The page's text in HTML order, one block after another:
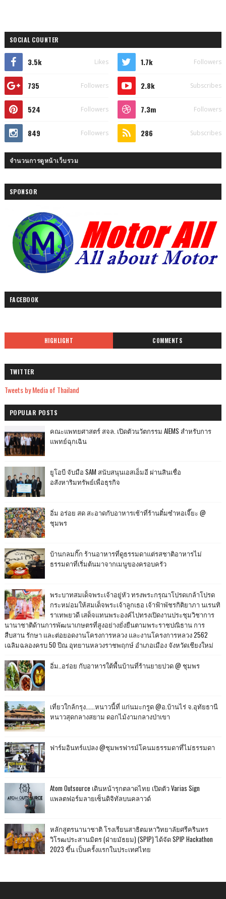
SOCIAL COUNTER
3.5k Likes 1.7k Followers
735 Followers 2.8k Subscribes
524 Followers 7.3m Followers
849 Followers 286 Subscribes
จำนวนการดูหน้าเว็บรวม
SPONSOR
FACEBOOK
HIGHLIGHT COMMENTS
TWITTER
Tweets by Media of Thailand
POPULAR POSTS
คณะแพทยศาสตร์ สจล. เปิดตัวนวัตกรรม AIEMS สำหรับการ
แพทย์ฉุกเฉิน
ยูโอบี จับมือ SAM สนับสนุนเอสเอ็มอี ผ่านสินเชื่อ
อสังหาริมทรัพย์เพื่อธุรกิจ
อิ่ม อร่อย สด สะอาดกับอาหารเช้าที่ร้านติ๋มซำหอเจี๊ยะ @
ชุมพร
บ้านกลมกิ๊ก ร้านอาหารที่ดูธรรมดาแต่รสชาติอาหารไม่
ธรรมดาที่เริ่มต้นมาจากเมนูของครอบครัว
พระบาทสมเด็จพระเจ้าอยู่หัว ทรงพระกรุณาโปรดเกล้าโปรด
กระหม่อมให้สมเด็จพระเจ้าลูกเธอ เจ้าฟ้าพัชรกิติยาภา นเรนทิ
ราเทพยวดี เสด็จแทนพระองค์ไปทรงเปิดงานประชุมวิชาการ
นานาชาติด้านการพัฒนาเกษตรที่สูงอย่างยั่งยืนตามพระราชปณิธาน การ
สืบสาน รักษา และต่อยอดงานโครงการหลวง และงานโครงการหลวง 2562
เฉลิมฉลองครบ 50 ปีณ อุทยานหลวงราชพฤกษ์ อำเภอเมือง จังหวัดเชียงใหม่
อิ่ม..อร่อย กับอาหารใต้พื้นบ้านที่ร้านยายปวด @ ชุมพร
เที่ยวใกล้กรุง......หนาวนี้ที่ แก่นมะกรูด @อ.บ้านไร่ จ.อุทัยธานี
หนาวสุดกลางสยาม ดอกไม้งามกลางป่าเขา
ฟาร์มอินทร์แปลง @ชุมพรฟารม์โคนมธรรมดาที่ไม่ธรรมดา
Atom Outsource เดินหน้ารุกตลาดไทย เปิดตัว Varias Sign
แพลตฟอร์มลายเซ็นดิจิทัลบนคลาวด์
หลักสูตรนานาชาติ โรงเรียนสาธิตมหาวิทยาลัยศรีครินทร
วิโรฒประสานมิตร (ฝ่ายมัธยม) (SPIP) ได้จัด SPIP Hackathon
2023 ขึ้น เป็นครั้งแรกในประเทศไทย